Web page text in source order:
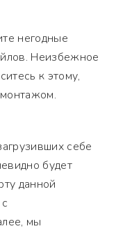
негодные
Неизбежное
к этому,
себе
будет
данной
мы